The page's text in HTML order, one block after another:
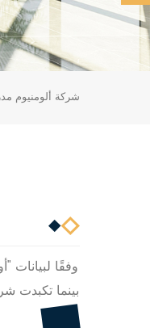
11 شركة